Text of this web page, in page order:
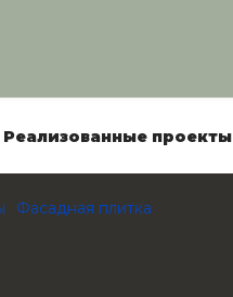
Реализованные проекты
Фасадная плитка